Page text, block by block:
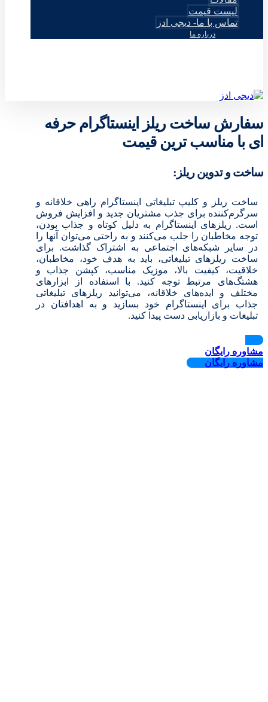
لیست قیمت
تماس با ما- دیجی ادز
درباره ما
سفارش ساخت ریلز اینستاگرام حرفه
ای با مناسب ترین قیمت
ساخت و تدوین ریلز:
ساخت ریلز و کلیپ تبلیغاتی اینستاگرام راهی خلاقانه و
سرگرم‌کننده برای جذب مشتریان جدید و افزایش فروش
است. ریلزهای اینستاگرام به دلیل کوتاه و جذاب بودن،
توجه مخاطبان را جلب می‌کنند و به راحتی می‌توان آنها را
در سایر شبکه‌های اجتماعی به اشتراک گذاشت. برای
ساخت ریلزهای تبلیغاتی، باید به هدف خود، مخاطبان،
خلاقیت، کیفیت بالا، موزیک مناسب، کپشن جذاب و
هشتگ‌های مرتبط توجه کنید. با استفاده از ابزارهای
مختلف و ایده‌های خلاقانه، می‌توانید ریلزهای تبلیغاتی
جذاب برای اینستاگرام خود بسازید و به اهدافتان در
تبلیغات و بازاریابی دست پیدا کنید.
مشاوره رایگان
مشاوره رایگان